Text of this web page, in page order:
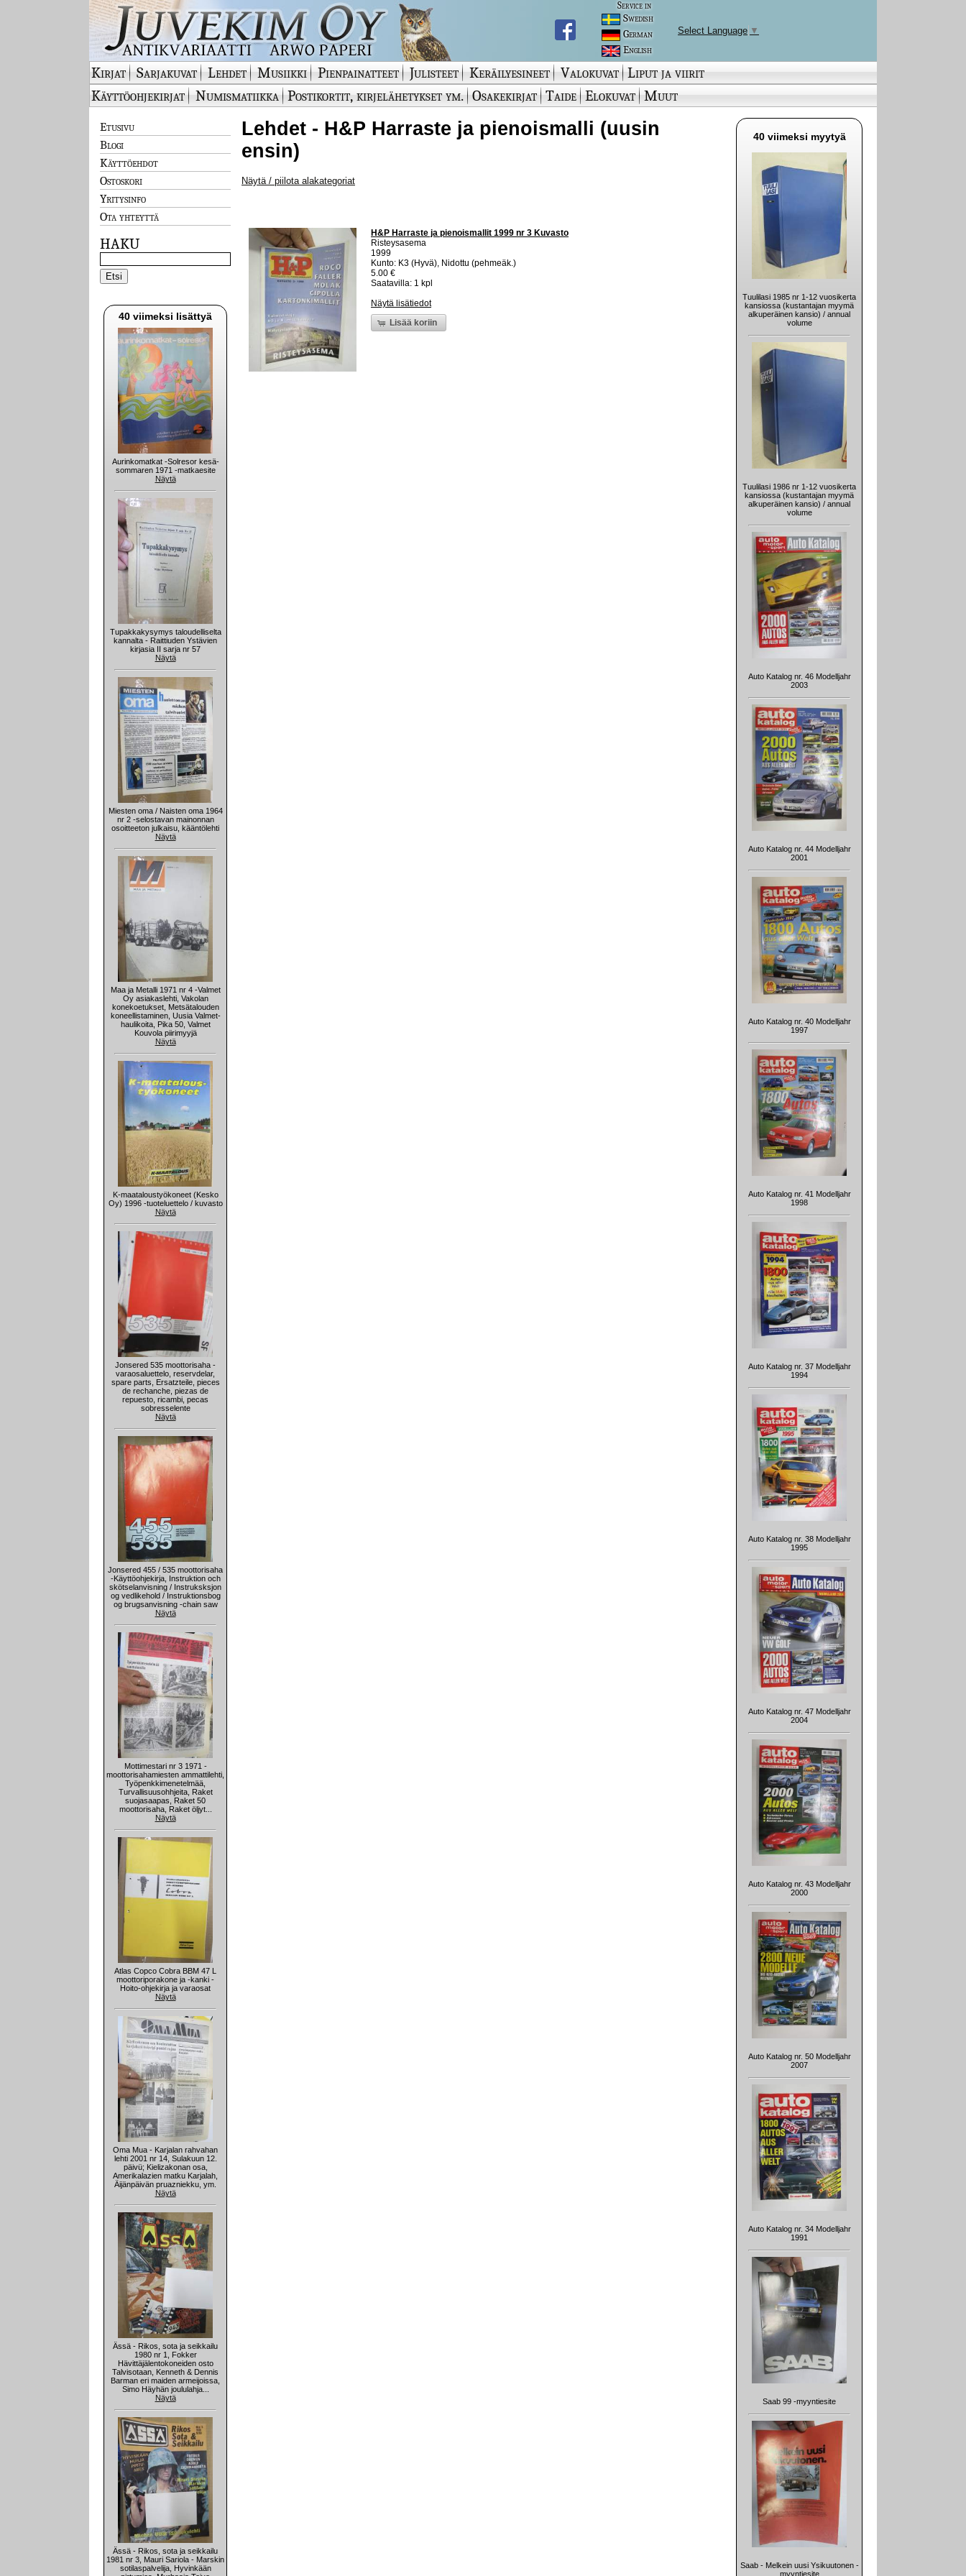
Service in
Swedish
German
English
Select Language ▼
Kirjat Sarjakuvat Lehdet Musiikki Pienpainatteet Julisteet Keräilyesineet Valokuvat Liput ja viirit
Käyttöohjekirjat
Numismatiikka Postikortit, kirjelähetykset ym. Osakekirjat Taide Elokuvat Muut
Etusivu
Blogi
Käyttöehdot
Ostoskori
Yritysinfo
Ota yhteyttä
HAKU
40 viimeksi lisättyä
Aurinkomatkat -Solresor kesä-
sommaren 1971 -matkaesite
Näytä
Tupakkakysymys taloudelliselta
kannalta - Raittiuden Ystävien
kirjasia II sarja nr 57
Näytä
Miesten oma / Naisten oma 1964
nr 2 -selostavan mainonnan
osoitteeton julkaisu, kääntölehti
Näytä
Maa ja Metalli 1971 nr 4 -Valmet
Oy asiakaslehti, Vakolan
konekoetukset, Metsätalouden
koneellistaminen, Uusia Valmet-
haulikoita, Pika 50, Valmet
Kouvola piirimyyjä
Näytä
K-maataloustyökoneet (Kesko
Oy) 1996 -tuoteluettelo / kuvasto
Näytä
Jonsered 535 moottorisaha -
varaosaluettelo, reservdelar,
spare parts, Ersatzteile, pieces
de rechanche, piezas de
repuesto, ricambi, pecas
sobresselente
Näytä
Jonsered 455 / 535 moottorisaha
-Käyttöohjekirja, Instruktion och
skötselanvisning / Instruksksjon
og vedlikehold / Instruktionsbog
og brugsanvisning -chain saw
Näytä
Mottimestari nr 3 1971 -
moottorisahamiesten ammattilehti,
Työpenkkimenetelmää,
Turvallisuusohhjeita, Raket
suojasaapas, Raket 50
moottorisaha, Raket öljyt...
Näytä
Atlas Copco Cobra BBM 47 L
moottoriporakone ja -kanki -
Hoito-ohjekirja ja varaosat
Näytä
Oma Mua - Karjalan rahvahan
lehti 2001 nr 14, Sulakuun 12.
päivü; Kielizakonan osa,
Amerikalazien matku Karjalah,
Äijänpäivän pruazniekku, ym.
Näytä
Ässä - Rikos, sota ja seikkailu
1980 nr 1, Fokker
Hävittäjälentokoneiden osto
Talvisotaan, Kenneth & Dennis
Barman eri maiden armeijoissa,
Simo Häyhän joululahja...
Näytä
Ässä - Rikos, sota ja seikkailu
1981 nr 3, Mauri Sariola - Marskin
sotilaspalvelija, Hyvinkään
Lehdet - H&P Harraste ja pienoismalli (uusin
ensin)
Näytä / piilota alakategoriat
H&P Harraste ja pienoismallit 1999 nr 3 Kuvasto
Risteysasema
1999
Kunto: K3 (Hyvä), Nidottu (pehmeäk.)
5.00 €
Saatavilla: 1 kpl
Näytä lisätiedot
Lisää koriin
40 viimeksi myytyä
Tuulilasi 1985 nr 1-12 vuosikerta
kansiossa (kustantajan myymä
alkuperäinen kansio) / annual
volume
Tuulilasi 1986 nr 1-12 vuosikerta
kansiossa (kustantajan myymä
alkuperäinen kansio) / annual
volume
Auto Katalog nr. 46 Modelljahr
2003
Auto Katalog nr. 44 Modelljahr
2001
Auto Katalog nr. 40 Modelljahr
1997
Auto Katalog nr. 41 Modelljahr
1998
Auto Katalog nr. 37 Modelljahr
1994
Auto Katalog nr. 38 Modelljahr
1995
Auto Katalog nr. 47 Modelljahr
2004
Auto Katalog nr. 43 Modelljahr
2000
Auto Katalog nr. 50 Modelljahr
2007
Auto Katalog nr. 34 Modelljahr
1991
Saab 99 -myyntiesite
Saab - Melkein uusi Ysikuutonen -
myyntiesite